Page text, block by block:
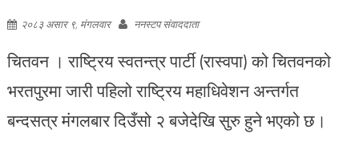
२०८३ असार ९, मंगलवार ननस्टप संवाददाता
चितवन । राष्ट्रिय स्वतन्त्र पार्टी (रास्वपा) को चितवनको
भरतपुरमा जारी पहिलो राष्ट्रिय महाधिवेशन अन्तर्गत
बन्दसत्र मंगलबार दिउँसो २ बजेदेखि सुरु हुने भएको छ।